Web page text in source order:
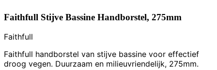
Faithfull Stijve Bassine Handborstel, 275mm
Faithfull
Faithfull handborstel van stijve bassine voor effectief
droog vegen. Duurzaam en milieuvriendelijk, 275mm.